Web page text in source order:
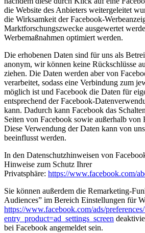
die Website des Anbieters weitergeleitet
die Wirksamkeit der Facebook-
Marktforschungszwecke ausgewertet
Werbemaßnahmen optimiert werden.
Die erhobenen Daten sind für uns als
anonym, wir können keine Rückschlüsse
ziehen. Die Daten werden aber von
verarbeitet, sodass eine Verbindung zum
möglich ist und Facebook die Daten für
entsprechend der Facebook-
kann. Dadurch kann Facebook das
Seiten von Facebook sowie außerhalb von
Diese Verwendung der Daten kann von
beeinflusst werden.
In den Datenschutzhinweisen von
Hinweise zum Schutz Ihrer
Privatsphäre: https://www.facebook.com/
Sie können außerdem die Remarketing-
Audiences” im Bereich Einstellungen für
https://www.facebook.com/ads/
entry_product=ad_settings_screen
bei Facebook angemeldet sein.